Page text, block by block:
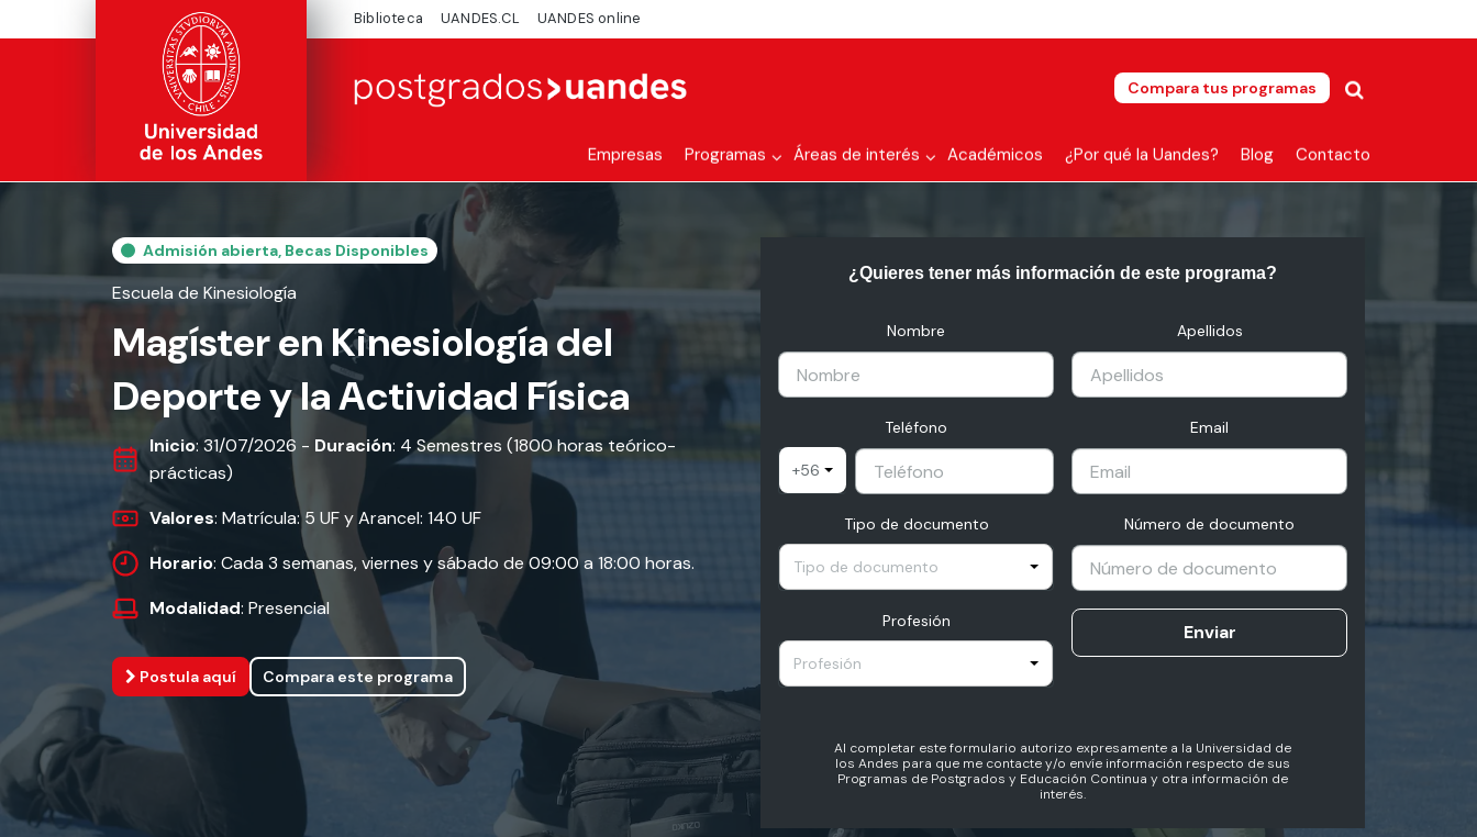
Biblioteca UANDES.CL UANDES online
Compara tus programas
Empresas Programas Áreas de interés Académicos ¿Por qué la Uandes? Blog Contacto
Admisión abierta, Becas Disponibles
Escuela de Kinesiología
Magíster en Kinesiología del
Deporte y la Actividad Física
Inicio: 31/07/2026 - Duración: 4 Semestres (1800 horas teórico-
prácticas)
Valores: Matrícula: 5 UF y Arancel: 140 UF
Horario: Cada 3 semanas, viernes y sábado de 09:00 a 18:00 horas.
Modalidad: Presencial
Postula aquí Compara este programa
¿Quieres tener más información de este programa?
Nombre Apellidos
Teléfono
+56
Email
Tipo de documento
Tipo de documento
Número de documento
Profesión
Profesión
Enviar
Al completar este formulario autorizo expresamente a la Universidad de
los Andes para que me contacte y/o envíe información respecto de sus
Programas de Postgrados y Educación Continua y otra información de
interés.